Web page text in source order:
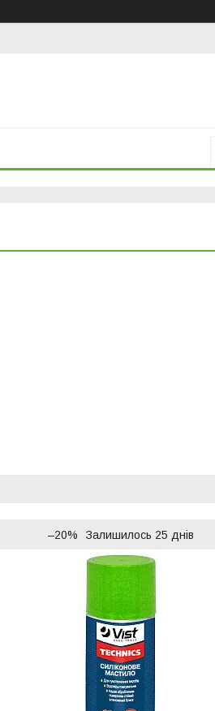
–20% Залишилось 25 днів